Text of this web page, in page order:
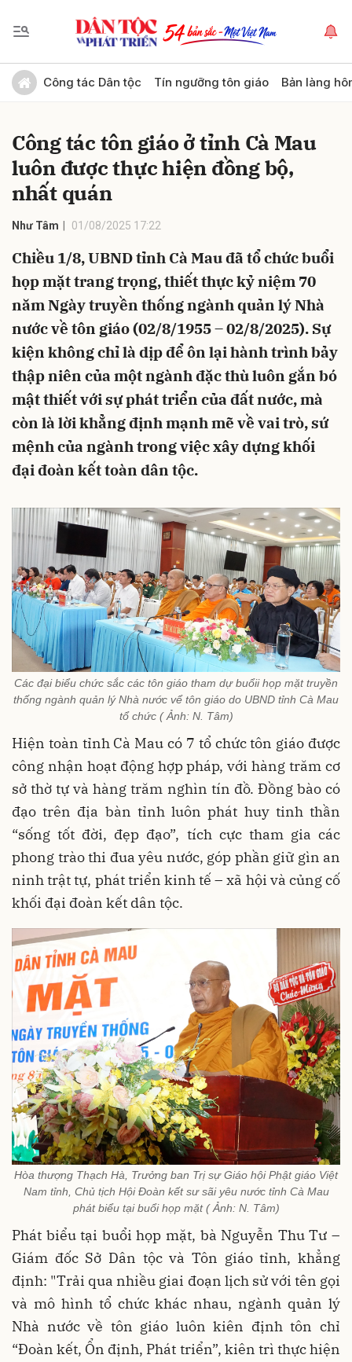
Công tác Dân tộc Tín ngưỡng tôn giáo Bản làng
Công tác tôn giáo ở tỉnh Cà Mau
luôn được thực hiện đồng bộ,
nhất quán
Như Tâm 01/08/2025 17:22
Chiều 1/8, UBND tỉnh Cà Mau đã tổ chức buổi
họp mặt trang trọng, thiết thực kỷ niệm 70
năm Ngày truyền thống ngành quản lý Nhà
nước về tôn giáo (02/8/1955 – 02/8/2025). Sự
kiện không chỉ là dịp để ôn lại hành trình bảy
thập niên của một ngành đặc thù luôn gắn bó
mật thiết với sự phát triển của đất nước, mà
còn là lời khẳng định mạnh mẽ về vai trò, sứ
mệnh của ngành trong việc xây dựng khối
đại đoàn kết toàn dân tộc.
Các đại biểu chức sắc các tôn giáo tham dự buổii họp mặt truyền
thống ngành quản lý Nhà nước vể tôn giáo do UBND tỉnh Cà Mau
tổ chức ( Ảnh: N. Tâm)
Hiện toàn tỉnh Cà Mau có 7 tổ chức tôn giáo được
công nhận hoạt động hợp pháp, với hàng trăm cơ
sở thờ tự và hàng trăm nghìn tín đồ. Đồng bào có
đạo trên địa bàn tỉnh luôn phát huy tinh thần
“sống tốt đời, đẹp đạo”, tích cực tham gia các
phong trào thi đua yêu nước, góp phần giữ gìn an
ninh trật tự, phát triển kinh tế – xã hội và củng cố
khối đại đoàn kết dân tộc.
Hòa thượng Thạch Hà, Trưởng ban Trị sự Giáo hội Phật giáo Việt
Nam tỉnh, Chủ tịch Hội Đoàn kết sư sãi yêu nước tỉnh Cà Mau
phát biểu tại buổi họp mặt ( Ảnh: N. Tâm)
Phát biểu tại buổi họp mặt, bà Nguyễn Thu Tư –
Giám đốc Sở Dân tộc và Tôn giáo tỉnh, khẳng
định: "Trải qua nhiều giai đoạn lịch sử với tên gọi
và mô hình tổ chức khác nhau, ngành quản lý
Nhà nước về tôn giáo luôn kiên định tôn chỉ
“Đoàn kết, Ổn định, Phát triển”, kiên trì thực hiện
Gửi bình luận